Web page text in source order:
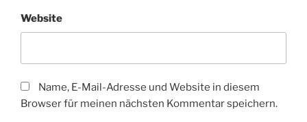
Website
Name, E-Mail-Adresse und Website in diesem
Browser für meinen nächsten Kommentar speichern.